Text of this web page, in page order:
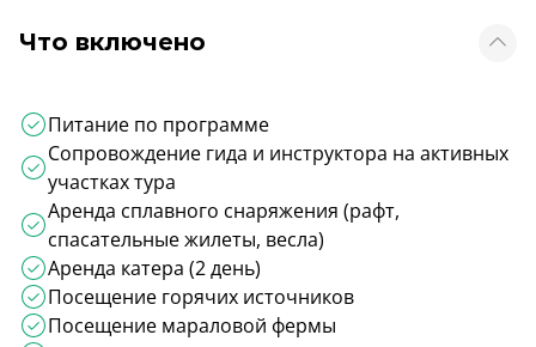
Что включено
Питание по программе
Сопровождение гида и инструктора на активных
участках тура
Аренда сплавного снаряжения (рафт,
спасательные жилеты, весла)
Аренда катера (2 день)
Посещение горячих источников
Посещение мараловой фермы